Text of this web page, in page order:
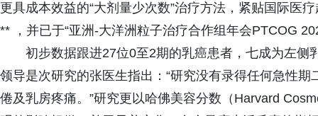
更具成本效益的“大剂量少次数”治疗方法，紧贴国际医
** ，并已于“亚洲-大洋洲粒子治疗合作组年会PTCOG
初步数据跟进27位0至2期的乳癌患者，七成为左
领导是次研究的张医生指出：“研究没有录得任何急性
倦及乳房疼痛。”研究更以哈佛美容分数（Harvard